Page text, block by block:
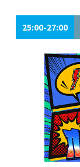
25:00-27:00